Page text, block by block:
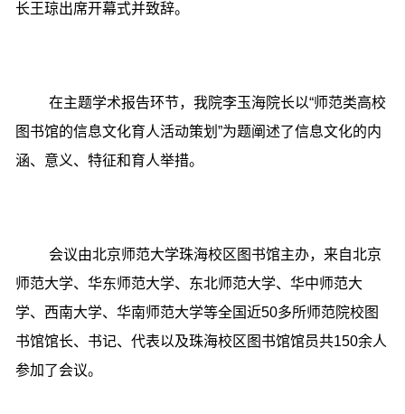
长王琼出席开幕式并致辞。
在主题学术报告环节，我院李玉海院长以“师范类高校
图书馆的信息文化育人活动策划”为题阐述了信息文化的内
涵、意义、特征和育人举措。
会议由北京师范大学珠海校区图书馆主办，来自北京
师范大学、华东师范大学、东北师范大学、华中师范大
学、西南大学、华南师范大学等全国近50多所师范院校图
书馆馆长、书记、代表以及珠海校区图书馆馆员共150余人
参加了会议。